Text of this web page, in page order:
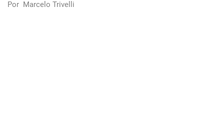
Por Marcelo Trivelli